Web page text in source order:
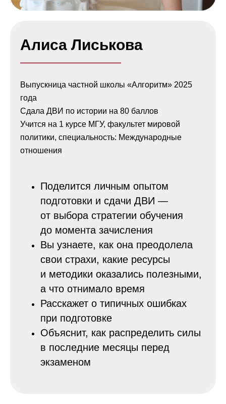
Алиса Лиськова
Выпускница частной школы «Алгоритм» 2025
года
Сдала ДВИ по истории на 80 баллов
Учится на 1 курсе МГУ, факультет мировой
политики, специальность: Международные
отношения
Поделится личным опытом
подготовки и сдачи ДВИ —
от выбора стратегии обучения
до момента зачисления
Вы узнаете, как она преодолела
свои страхи, какие ресурсы
и методики оказались полезными,
а что отнимало время
Расскажет о типичных ошибках
при подготовке
Объяснит, как распределить силы
в последние месяцы перед
экзаменом